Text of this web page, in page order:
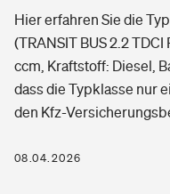
Arbeitsrechtsschutz
Zur Übersicht
Elementarversicherung
Freizeit
Pri­vate Haft­pflicht­
Gesundheit
Private
Hier erfahren Sie die
(TRANSIT BUS 2.2
ccm, Kraftstoff: Diesel,
dass die Typklasse nur
den Kfz-
08.04.2026